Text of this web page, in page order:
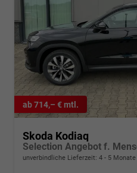
ab 714,– € mtl.
Skoda Kodiaq
unverbindliche Lieferzeit: 4 - 5 Monate